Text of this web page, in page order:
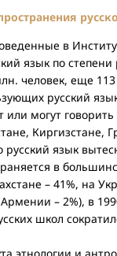
в
язык по
человек, еще
русский
или могут
Киргизстане,
русский язык
в
– 41%, на
– 2%), в
школ